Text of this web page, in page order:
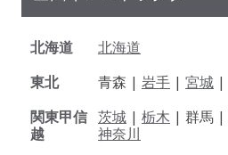
北海道
北海道
東北
青森 | 岩手 | 宮城 |
関東甲信
越
茨城 | 栃木 | 群馬 |
神奈川